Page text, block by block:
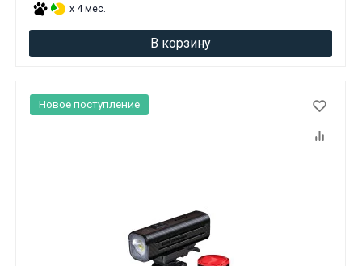
x 4 мес.
В корзину
Новое поступление